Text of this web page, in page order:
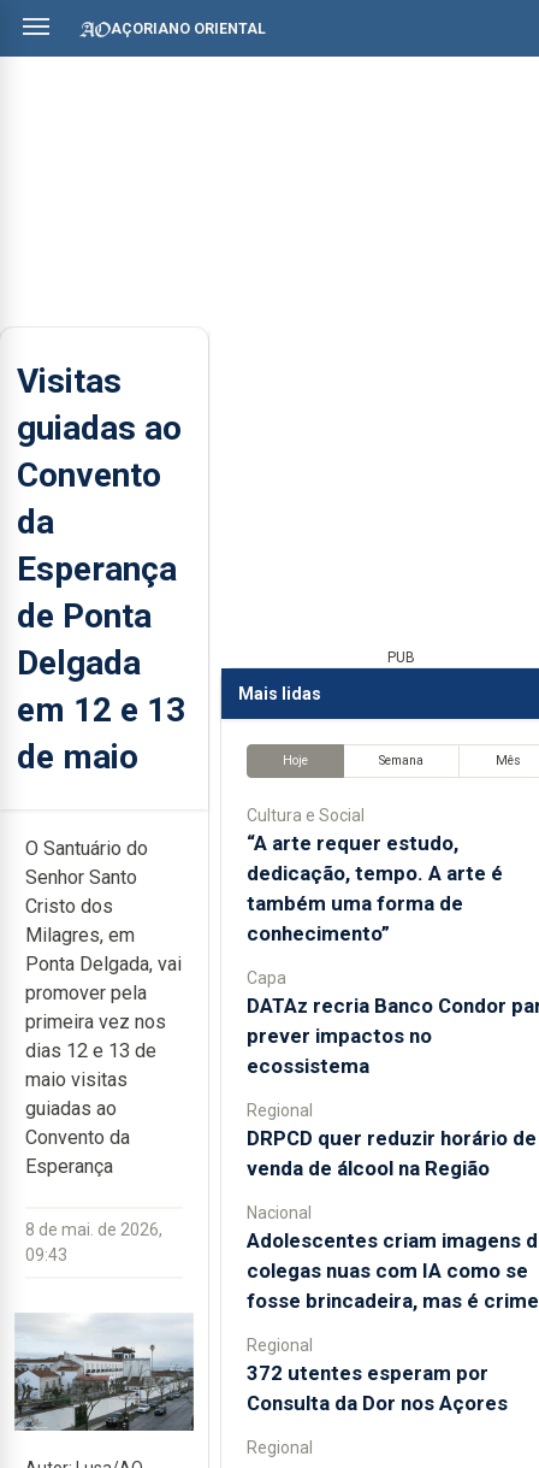
AÇORIANO ORIENTAL
Visitas
guiadas ao
Convento
da
Esperança
de Ponta
Delgada
em 12 e 13
de maio
O Santuário do
Senhor Santo
Cristo dos
Milagres, em
Ponta Delgada, vai
promover pela
primeira vez nos
dias 12 e 13 de
maio visitas
guiadas ao
Convento da
Esperança
8 de mai. de 2026,
09:43
PUB
Mais lidas
Hoje Semana Mês
Cultura e Social
“A arte requer estudo,
dedicação, tempo. A arte é
também uma forma de
conhecimento”
Capa
DATAz recria Banco Condor
prever impactos no
ecossistema
Regional
DRPCD quer reduzir horário de
venda de álcool na Região
Nacional
Adolescentes criam imagens
colegas nuas com IA como se
fosse brincadeira, mas é crime
Regional
372 utentes esperam por
Consulta da Dor nos Açores
Regional